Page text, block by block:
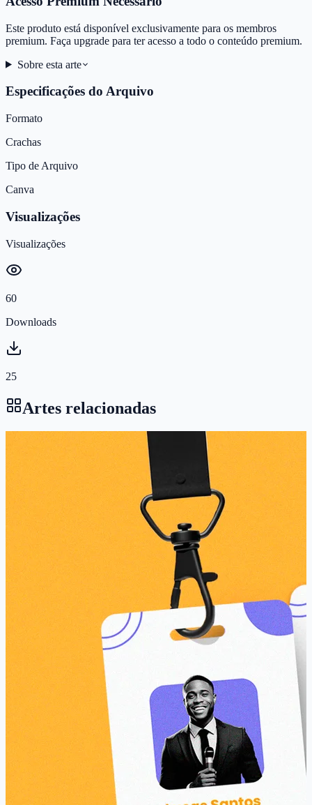
Este produto está disponível exclusivamente para os membros
premium. Faça upgrade para ter acesso a todo o conteúdo premium.
Sobre esta arte
Especificações do Arquivo
Formato
Crachas
Tipo de Arquivo
Canva
Visualizações
Visualizações
60
Downloads
25
Artes relacionadas